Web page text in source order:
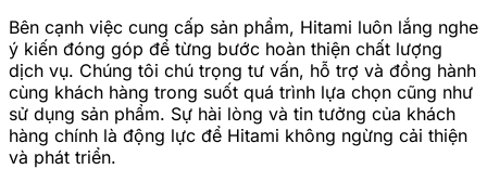
Bên cạnh việc cung cấp sản phẩm, Hitami luôn lắng nghe
ý kiến đóng góp để từng bước hoàn thiện chất lượng
dịch vụ. Chúng tôi chú trọng tư vấn, hỗ trợ và đồng hành
cùng khách hàng trong suốt quá trình lựa chọn cũng như
sử dụng sản phẩm. Sự hài lòng và tin tưởng của khách
hàng chính là động lực để Hitami không ngừng cải thiện
và phát triển.